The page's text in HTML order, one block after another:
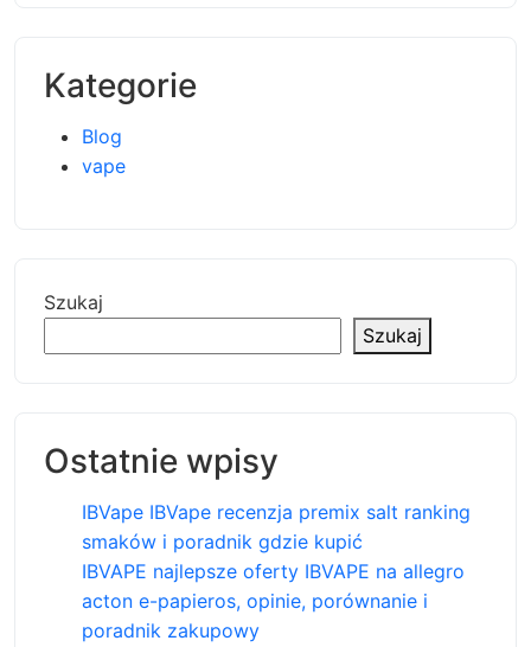
Kategorie
Blog
vape
Szukaj
Szukaj
Ostatnie wpisy
IBVape IBVape recenzja premix salt ranking
smaków i poradnik gdzie kupić
IBVAPE najlepsze oferty IBVAPE na allegro
acton e-papieros, opinie, porównanie i
poradnik zakupowy